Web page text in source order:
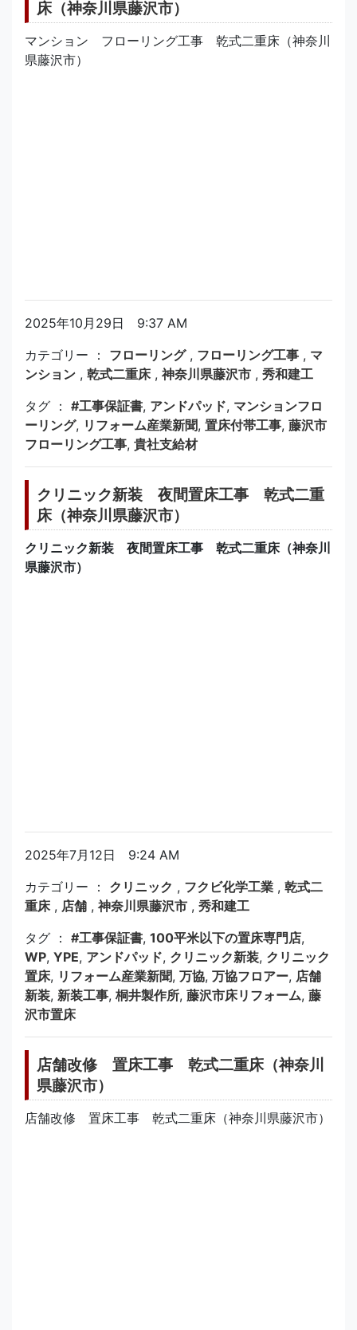
床（神奈川県藤沢市）
マンション フローリング工事 乾式二重床（神奈川
県藤沢市）
2025年10月29日 9:37 AM
カテゴリー ： フローリング, フローリング工事 , マ
ンション , 乾式二重床, 神奈川県藤沢市 , 秀和建工
タグ ： #工事保証書, アンドパッド, マンションフロ
ーリング, リフォーム産業新聞, 置床付帯工事, 藤沢市
フローリング工事, 貴社支給材
クリニック新装 夜間置床工事 乾式二重
床（神奈川県藤沢市）
クリニック新装 夜間置床工事 乾式二重床（神奈川
県藤沢市）
2025年7月12日 9:24 AM
カテゴリー ： クリニック , フクビ化学工業 , 乾式二
重床, 店舗 , 神奈川県藤沢市 , 秀和建工
タグ ： #工事保証書, 100平米以下の置床専門店,
WP, YPE, アンドパッド, クリニック新装, クリニック
置床, リフォーム産業新聞, 万協, 万協フロアー, 店舗
新装, 新装工事, 桐井製作所, 藤沢市床リフォーム, 藤
沢市置床
店舗改修 置床工事 乾式二重床（神奈川
県藤沢市）
店舗改修 置床工事 乾式二重床（神奈川県藤沢市）